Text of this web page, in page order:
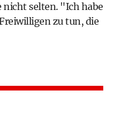
nicht selten. "Ich habe
zu tun, die